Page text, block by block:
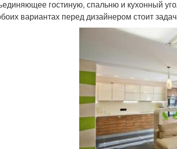
гостиную, спальню и кухонный
вариантах перед дизайнером стоит